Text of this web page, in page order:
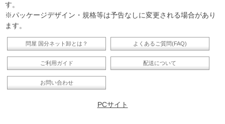
す。
※パッケージデザイン・規格等は予告なしに変更される場合があり
ます。
問屋 国分ネット卸とは？ よくあるご質問(FAQ)
ご利用ガイド 配送について
お問い合わせ
PCサイト